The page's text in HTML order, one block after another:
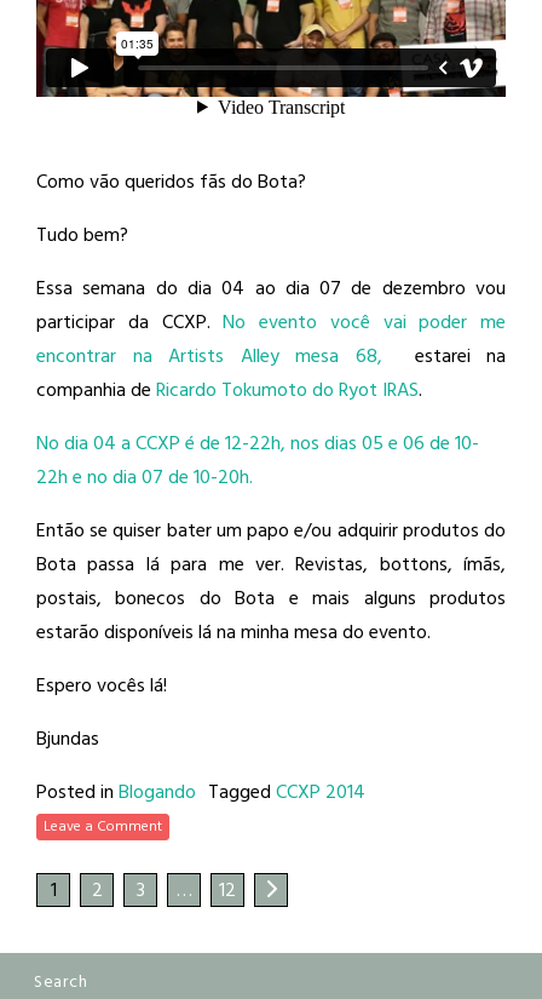
Como vão queridos fãs do Bota?
Tudo bem?
Essa semana do dia 04 ao dia 07 de dezembro vou
participar da CCXP.No evento você vai poder me
encontrar na Artists Alley mesa 68, estarei na
companhia deRicardo Tokumoto do Ryot IRAS.
No dia 04 a CCXP é de 12-22h, nos dias 05 e 06 de 10-
22h e no dia 07 de 10-20h.
Então se quiser bater um papo e/ou adquirir produtos do
Bota passa lá para me ver. Revistas, bottons, ímãs,
postais, bonecos do Bota e mais alguns produtos
estarão disponíveis lá na minha mesa do evento.
Espero vocês lá!
Bjundas
Posted inBlogando TaggedCCXP 2014
Leave a Comment
1 2 3 … 12
Search